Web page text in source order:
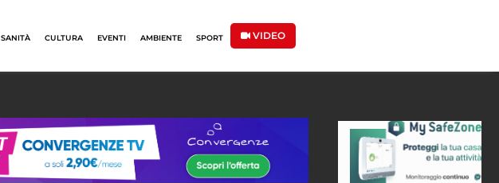
SANITÀ CULTURA EVENTI AMBIENTE SPORT VIDEO